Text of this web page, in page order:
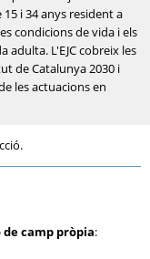
i 34 anys resident a
condicions de vida i els
adulta. L'EJC cobreix les
de Catalunya 2030 i
les actuacions en
camp pròpia: